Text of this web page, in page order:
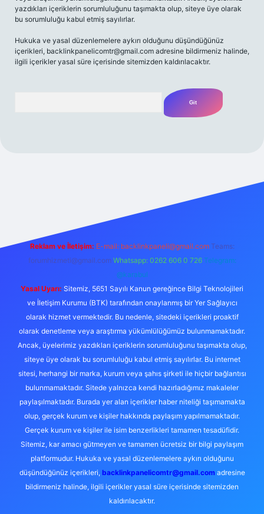
yazdıkları içeriklerin sorumluluğunu taşımakta olup, siteye üye olarak
bu sorumluluğu kabul etmiş sayılırlar.
Hukuka ve yasal düzenlemelere aykırı olduğunu düşündüğünüz
içerikleri, backlinkpanelicomtr@gmail.com adresine bildirmeniz halinde,
ilgili içerikler yasal süre içerisinde sitemizden kaldırılacaktır.
Reklam ve İletişim: E-mail: backlinkpaneli@gmail.com Teams:
forumhizmeti@gmail.com Whatsapp: 0262 606 0 726 Telegram:
@karabul
Yasal Uyarı: Sitemiz, 5651 Sayılı Kanun gereğince Bilgi Teknolojileri
ve İletişim Kurumu (BTK) tarafından onaylanmış bir Yer Sağlayıcı
olarak hizmet vermektedir. Bu nedenle, sitedeki içerikleri proaktif
olarak denetleme veya araştırma yükümlülüğümüz bulunmamaktadır.
Ancak, üyelerimiz yazdıkları içeriklerin sorumluluğunu taşımakta olup,
siteye üye olarak bu sorumluluğu kabul etmiş sayılırlar. Bu internet
sitesi, herhangi bir marka, kurum veya şahıs şirketi ile hiçbir bağlantısı
bulunmamaktadır. Sitede yalnızca kendi hazırladığımız makaleler
paylaşılmaktadır. Burada yer alan içerikler haber niteliği taşımamakta
olup, gerçek kurum ve kişiler hakkında paylaşım yapılmamaktadır.
Gerçek kurum ve kişiler ile isim benzerlikleri tamamen tesadüfidir.
Sitemiz, kar amacı gütmeyen ve tamamen ücretsiz bir bilgi paylaşım
platformudur. Hukuka ve yasal düzenlemelere aykırı olduğunu
düşündüğünüz içerikleri, backlinkpanelicomtr@gmail.comadresine
bildirmeniz halinde, ilgili içerikler yasal süre içerisinde sitemizden
kaldırılacaktır.